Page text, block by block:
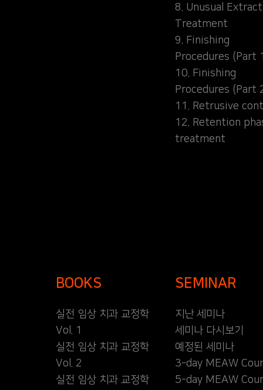
8. Unusual
Treatment
9. Finishing
Procedures (Part
10. Finishing
Procedures (Part
11. Retrusive
12. Retention
treatment
BOOKS
실전 임상 치과 교정학
Vol. 1
실전 임상 치과 교정학
Vol. 2
실전 임상 치과 교정학
SEMINAR
지난 세미나
세미나 다시보기
예정된 세미나
3-day MEAW
5-day MEAW